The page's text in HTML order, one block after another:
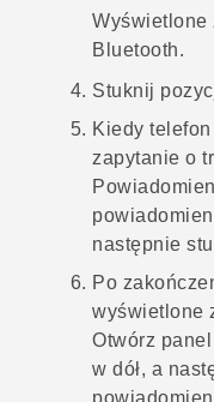
Wyświetlone
Bluetooth.
Stuknij
Kiedy telefon
zapytanie o
następnie
Po
wyświetlone
Otwórz
w dół, a